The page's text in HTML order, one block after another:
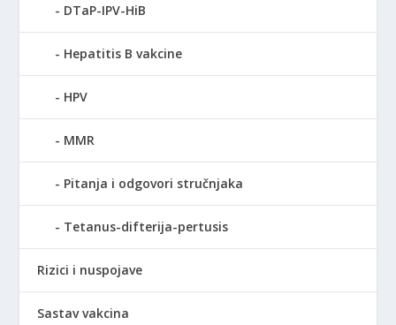
DTaP-IPV-HiB
Hepatitis B vakcine
HPV
MMR
Pitanja i odgovori stručnjaka
Tetanus-difterija-pertusis
Rizici i nuspojave
Sastav vakcina